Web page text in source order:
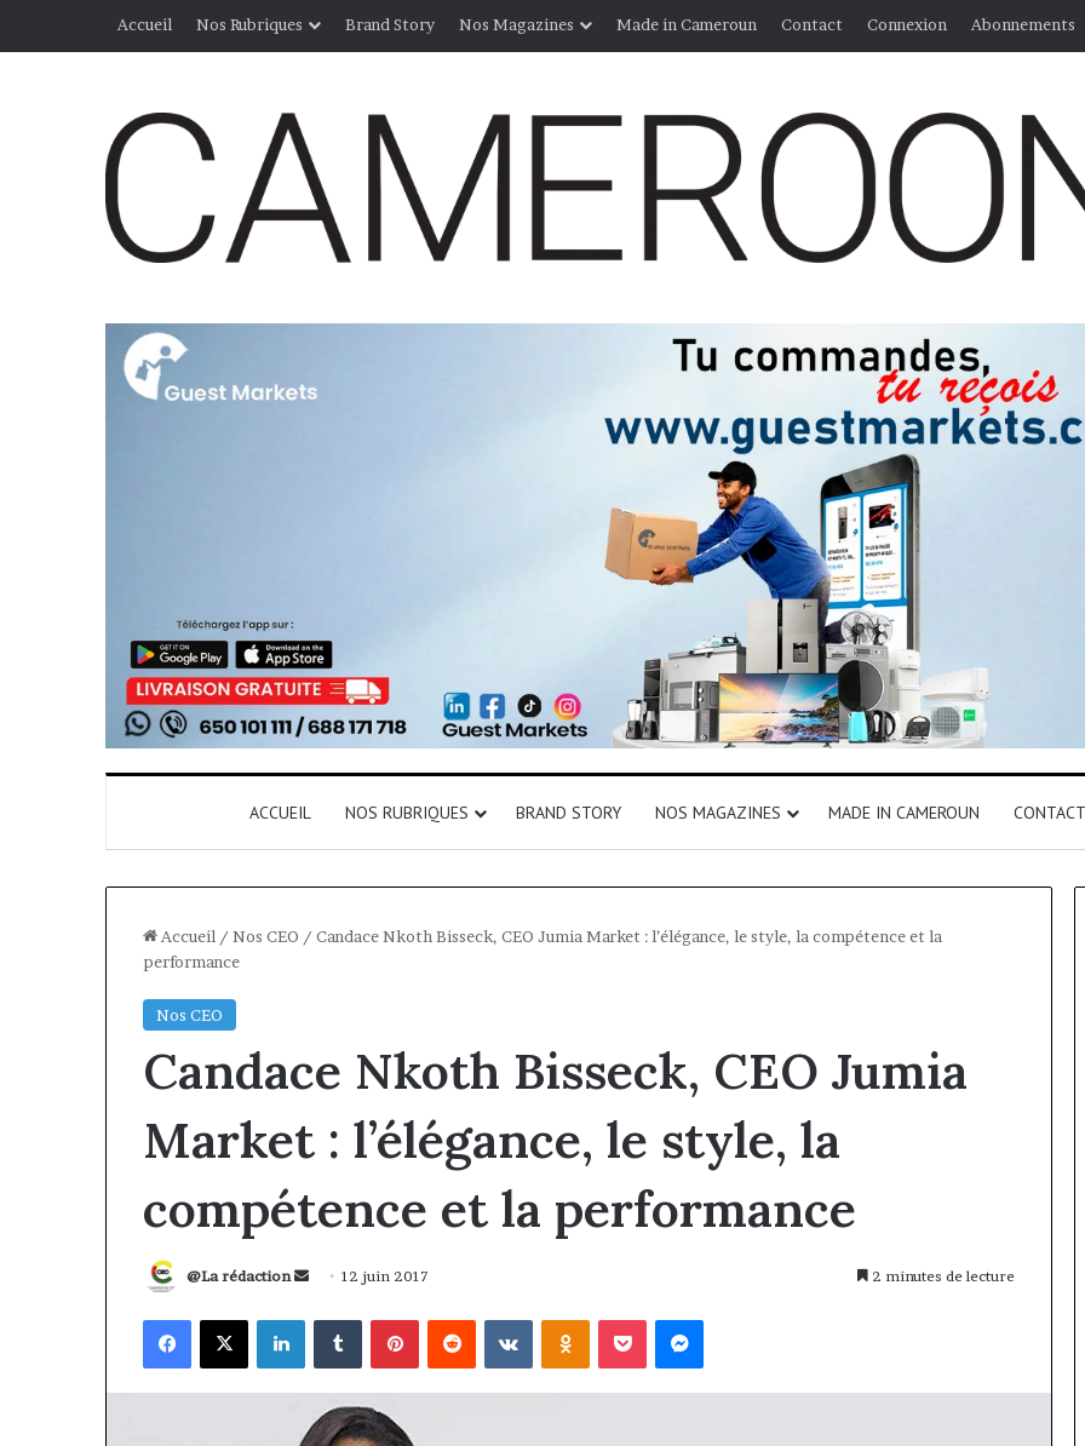
Accueil Nos Rubriques Brand Story Nos Magazines Made in Cameroun Contact Connexion Abonnements
ACCUEIL NOS RUBRIQUES BRAND STORY NOS MAGAZINES MADE IN CAMEROUN CONTACT
Accueil / Nos CEO / Candace Nkoth Bisseck, CEO Jumia Market : l’élégance, le style, la compétence et la
performance
Nos CEO
Candace Nkoth Bisseck, CEO Jumia
Market : l’élégance, le style, la
compétence et la performance
@La rédaction
Envoyer
courriel
12 juin 2017 2 minutes de lecture
Facebook
X LinkedinTumblrPinterestReddit VKontakteOdnoklassniki
Pocket Messenger